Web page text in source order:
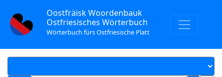
Oostfräisk Woordenbauk
Ostfriesisches Wörterbuch
Wörterbuch fürs Ostfriesische Platt